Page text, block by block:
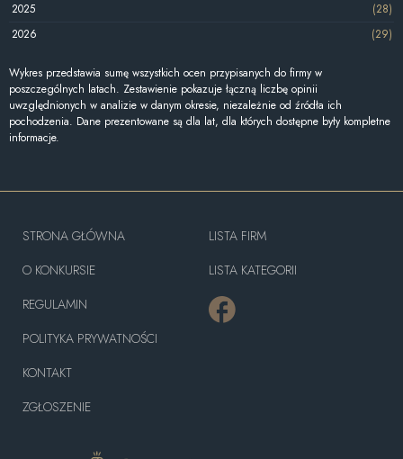
2025
(28)
2026
(29)
Wykres przedstawia sumę wszystkich ocen przypisanych do firmy w
poszczególnych latach. Zestawienie pokazuje łączną liczbę opinii
uwzględnionych w analizie w danym okresie, niezależnie od źródła ich
pochodzenia. Dane prezentowane są dla lat, dla których dostępne były kompletne
informacje.
STRONA GŁÓWNA
O KONKURSIE
REGULAMIN
POLITYKA PRYWATNOŚCI
KONTAKT
ZGŁOSZENIE
LISTA FIRM
LISTA KATEGORII